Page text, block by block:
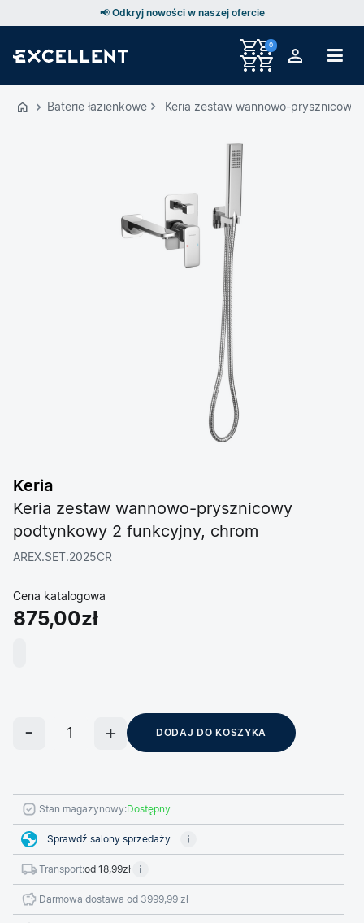
UŻYTKOWNIKA
WYSZUKIWARKI
📢 Odkryj nowości w naszej ofercie
0
Baterie łazienkowe Keria zestaw wannowo-
Keria
Keria zestaw wannowo-prysznicowy
podtynkowy 2 funkcyjny, chrom
AREX.SET.2025CR
Cena katalogowa
875,00zł
DODAJ DO KOSZYKA
Stan magazynowy:Dostępny
Sprawdź salony sprzedaży
Transport:od 18,99zł
Darmowa dostawa od 3999,99 zł